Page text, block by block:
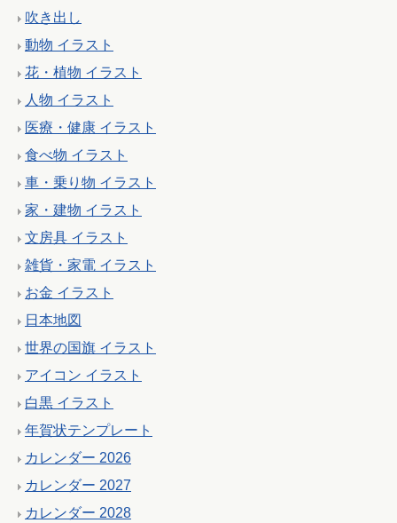
吹き出し
動物 イラスト
花・植物 イラスト
人物 イラスト
医療・健康 イラスト
食べ物 イラスト
車・乗り物 イラスト
家・建物 イラスト
文房具 イラスト
雑貨・家電 イラスト
お金 イラスト
日本地図
世界の国旗 イラスト
アイコン イラスト
白黒 イラスト
年賀状テンプレート
カレンダー 2026
カレンダー 2027
カレンダー 2028